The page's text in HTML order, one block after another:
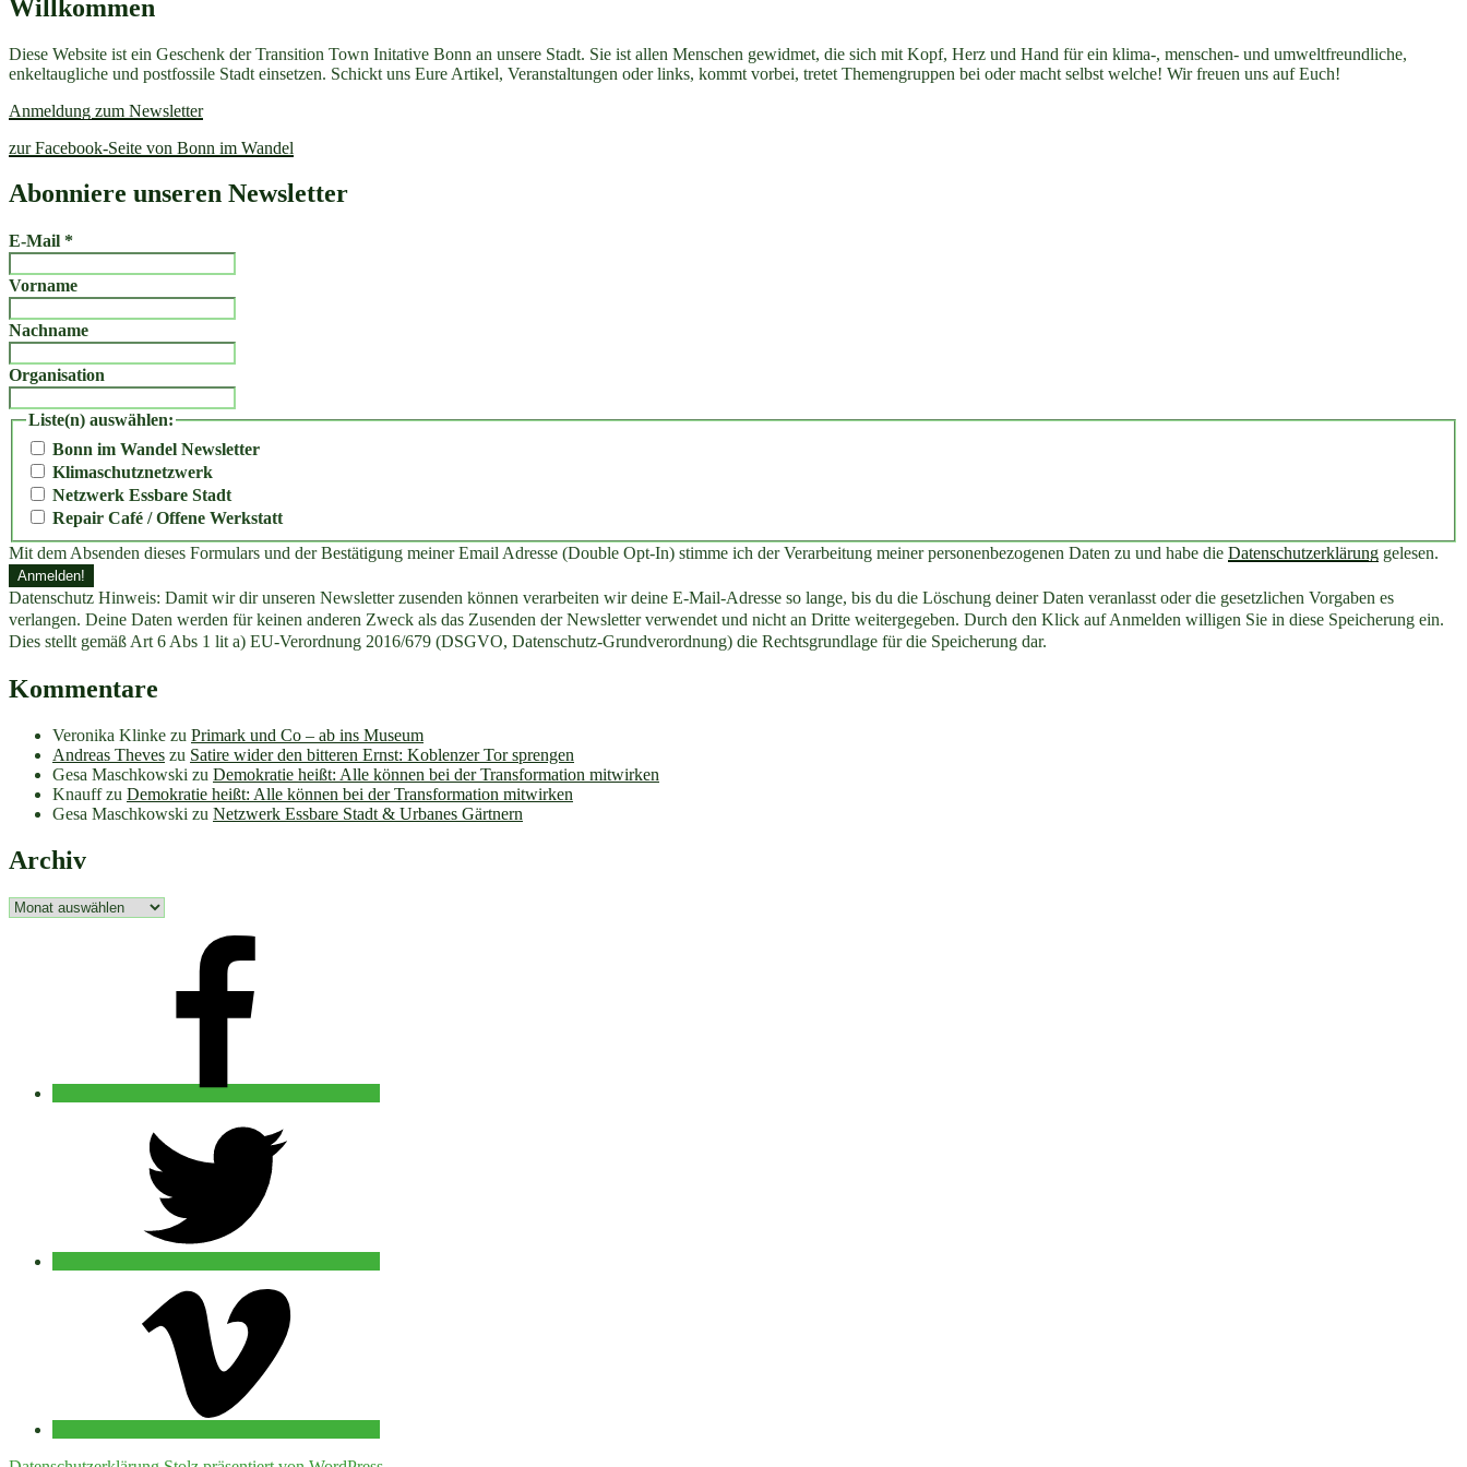
Willkommen
Diese Website ist ein Geschenk der Transition Town Initative Bonn an unsere Stadt. Sie ist allen Menschen gewidmet, die sich mit Kopf, Herz und Hand für ein klima-, menschen- und umweltfreundliche,
enkeltaugliche und postfossile Stadt einsetzen. Schickt uns Eure Artikel, Veranstaltungen oder links, kommt vorbei, tretet Themengruppen bei oder macht selbst welche! Wir freuen uns auf Euch!
Anmeldung zum Newsletter
zur Facebook-Seite von Bonn im Wandel
Abonniere unseren Newsletter
E-Mail *
Vorname
Nachname
Organisation
Liste(n) auswählen:
Bonn im Wandel Newsletter
Klimaschutznetzwerk
Netzwerk Essbare Stadt
Repair Café / Offene Werkstatt
Mit dem Absenden dieses Formulars und der Bestätigung meiner Email Adresse (Double Opt-In) stimme ich der Verarbeitung meiner personenbezogenen Daten zu und habe die Datenschutzerklärung gelesen.
Datenschutz Hinweis: Damit wir dir unseren Newsletter zusenden können verarbeiten wir deine E-Mail-Adresse so lange, bis du die Löschung deiner Daten veranlasst oder die gesetzlichen Vorgaben es
verlangen. Deine Daten werden für keinen anderen Zweck als das Zusenden der Newsletter verwendet und nicht an Dritte weitergegeben. Durch den Klick auf Anmelden willigen Sie in diese Speicherung ein.
Dies stellt gemäß Art 6 Abs 1 lit a) EU-Verordnung 2016/679 (DSGVO, Datenschutz-Grundverordnung) die Rechtsgrundlage für die Speicherung dar.
Kommentare
Veronika Klinke zu Primark und Co – ab ins Museum
Andreas Theves zu Satire wider den bitteren Ernst: Koblenzer Tor sprengen
Gesa Maschkowski zu Demokratie heißt: Alle können bei der Transformation mitwirken
Knauffzu Demokratie heißt: Alle können bei der Transformation mitwirken
Gesa Maschkowski zu Netzwerk Essbare Stadt & Urbanes Gärtnern
Archiv
Archiv